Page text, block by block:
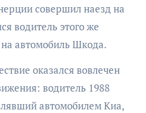
совершил наезд на
водитель этого же
автомобиль Шкода.
оказался вовлечен
водитель 1988
автомобилем Киа,